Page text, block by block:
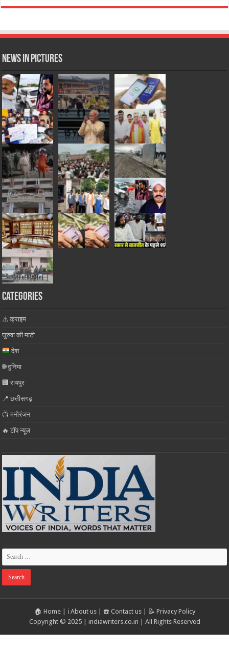
News in Pictures
Categories
⚠️ क्राइम
घुरुवा की माटी
देश
🌐 दुनिया
🏢 रायपुर
📍 छत्तीसगढ़
📺 मनोरंजन
🔥 टॉप न्यूज़
🏠 Home| ℹ️ About us| ☎️ Contact us| 📝 Privacy Policy
Copyright © 2025 | indiawriters.co.in | All Rights Reserved